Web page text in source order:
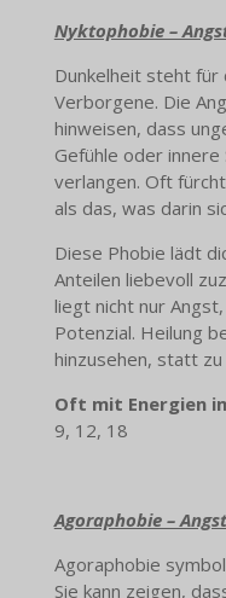
Nyktophobie –
Dunkelheit steht für
Verborgene. Die
hinweisen, dass
Gefühle oder
verlangen. Oft
als das, was darin
Diese Phobie lädt
Anteilen liebevoll
liegt nicht nur
Potenzial. Heilung
hinzusehen, statt zu
Oft mit Energien
9, 12, 18
Agoraphobie –
Agoraphobie
Sie kann zeigen,